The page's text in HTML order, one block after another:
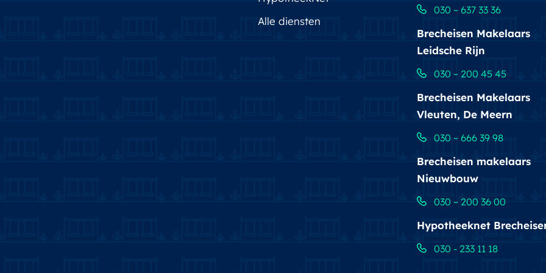
Deze aanmelding en de verkoopbrochure zijn met de grootste zorgvuldigheid
samengesteld. Aan eventuele onjuistheden kunnen geen rechten worden ontleend.
Prijswijzigingen en/of drukfouten voorbehouden. Alle vraagprijzen zijn Kosten Koper tenzij
Alle diensten
030 – 637 33 36
Brecheisen Makelaars
Leidsche Rijn
030 – 200 45 45
Brecheisen Makelaars
Vleuten, De Meern
030 – 666 39 98
Brecheisen makelaars
Nieuwbouw
030 – 200 36 00
Hypotheeknet
030 - 233 11 18